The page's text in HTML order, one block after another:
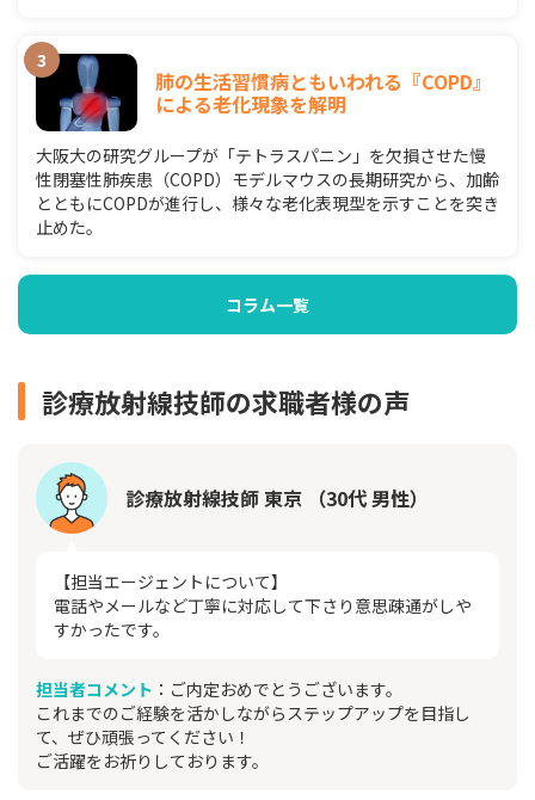
肺の生活習慣病ともいわれる『COPD』
による老化現象を解明
大阪大の研究グループが「テトラスパニン」を欠損させた慢
性閉塞性肺疾患（COPD）モデルマウスの長期研究から、加齢
とともにCOPDが進行し、様々な老化表現型を示すことを突き
止めた。
コラム一覧
診療放射線技師の求職者様の声
診療放射線技師 東京 （30代 男性）
【担当エージェントについて】
電話やメールなど丁寧に対応して下さり意思疎通がしや
すかったです。
担当者コメント ：ご内定おめでとうございます。
これまでのご経験を活かしながらステップアップを目指し
て、ぜひ頑張ってください！
ご活躍をお祈りしております。